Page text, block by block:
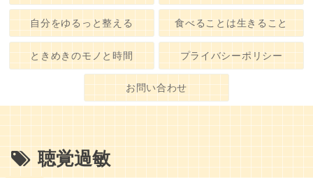
自分をゆるっと整える 食べることは生きること
ときめきのモノと時間 プライバシーポリシー
お問い合わせ
聴覚過敏